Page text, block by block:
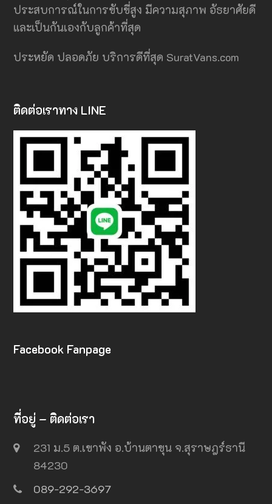
ประสบการณ์ในการขับขี่สูง มีความสุภาพ อัธยาศัยดี
และเป็นกันเองกับลูกค้าที่สุด
ประหยัด ปลอดภัย บริการดีที่สุด SuratVans.com
ติดต่อเราทาง LINE
Facebook Fanpage
ที่อยู่ – ติดต่อเรา
231 ม.5 ต.เขาพัง อ.บ้านตาขุน จ.สุราษฎร์ธานี
84230
089-292-3697